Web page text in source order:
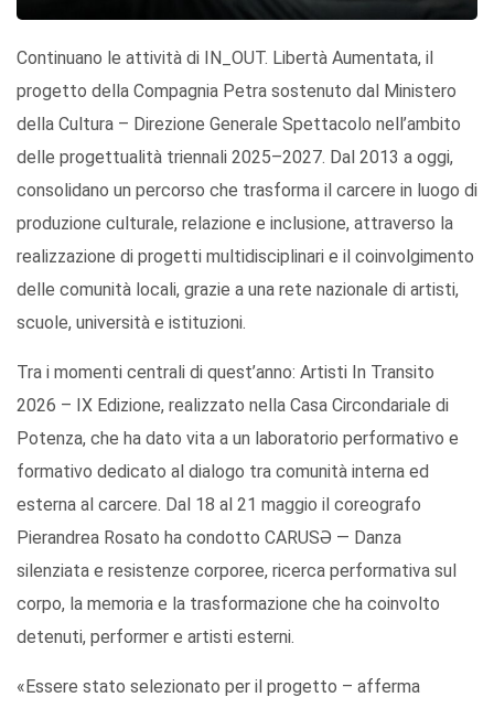
Continuano le attività di IN_OUT. Libertà Aumentata, il
progetto della Compagnia Petra sostenuto dal Ministero
della Cultura – Direzione Generale Spettacolo nell’ambito
delle progettualità triennali 2025–2027. Dal 2013 a oggi,
consolidano un percorso che trasforma il carcere in luogo di
produzione culturale, relazione e inclusione, attraverso la
realizzazione di progetti multidisciplinari e il coinvolgimento
delle comunità locali, grazie a una rete nazionale di artisti,
scuole, università e istituzioni.
Tra i momenti centrali di quest’anno: Artisti In Transito
2026 – IX Edizione, realizzato nella Casa Circondariale di
Potenza, che ha dato vita a un laboratorio performativo e
formativo dedicato al dialogo tra comunità interna ed
esterna al carcere. Dal 18 al 21 maggio il coreografo
Pierandrea Rosato ha condotto CARUSƏ — Danza
silenziata e resistenze corporee, ricerca performativa sul
corpo, la memoria e la trasformazione che ha coinvolto
detenuti, performer e artisti esterni.
«Essere stato selezionato per il progetto – afferma